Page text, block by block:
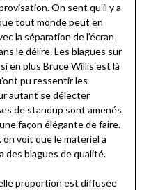
On sent qu’il y a
tout monde peut en
la séparation de l’écran
le délire. Les blagues sur
en plus Bruce Willis est là
pu ressentir les
autant se délecter
de standup sont amenés
façon élégante de faire.
voit que le matériel a
des blagues de qualité.
proportion est diffusée